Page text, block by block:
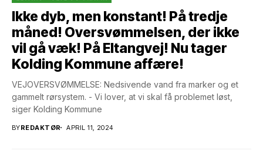
Ikke dyb, men konstant! På tredje
måned! Oversvømmelsen, der ikke
vil gå væk! På Eltangvej! Nu tager
Kolding Kommune affære!
VEJOVERSVØMMELSE: Nedsivende vand fra marker og et
gammelt rørsystem. - Vi lover, at vi skal få problemet løst,
siger Kolding Kommune
BYREDAKTØR APRIL 11, 2024